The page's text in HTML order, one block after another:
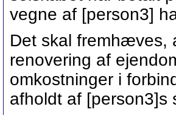
vegne af [person3]
Det skal fremhæves,
renovering af
omkostninger i
afholdt af [person3]s